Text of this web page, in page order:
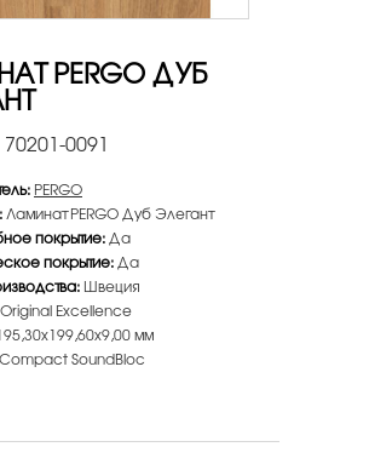
PERGO ДУБ
70201-0091
PERGO
Ламинат PERGO Дуб Элегант
покрытие:Да
покрытие:Да
Швеция
Original Excellence
мм
Compact SoundBloc